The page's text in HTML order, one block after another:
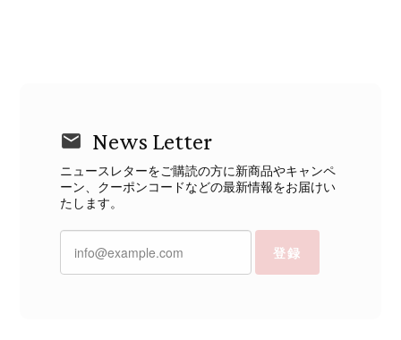
News Letter
ニュースレターをご購読の方に新商品やキャンペ
ーン、クーポンコードなどの最新情報をお届けい
たします。
登録